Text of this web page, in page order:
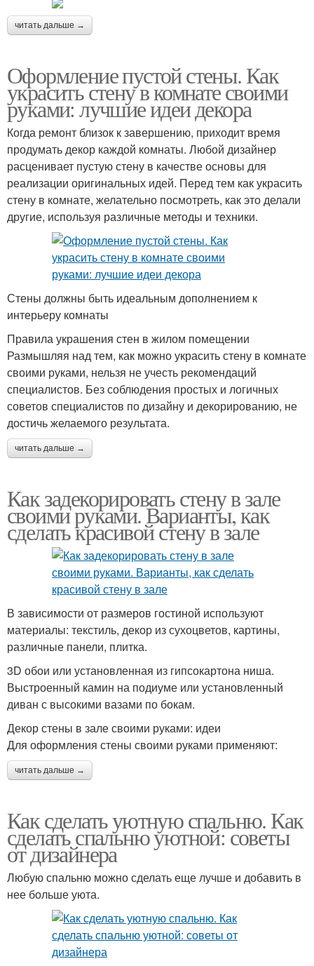
читать дальше →
Оформление пустой стены. Как
украсить стену в комнате своими
руками: лучшие идеи декора
Когда ремонт близок к завершению, приходит время
продумать декор каждой комнаты. Любой дизайнер
расценивает пустую стену в качестве основы для
реализации оригинальных идей. Перед тем как украсить
стену в комнате, желательно посмотреть, как это делали
другие, используя различные методы и техники.
Стены должны быть идеальным дополнением к
интерьеру комнаты
Правила украшения стен в жилом помещении
Размышляя над тем, как можно украсить стену в комнате
своими руками, нельзя не учесть рекомендаций
специалистов. Без соблюдения простых и логичных
советов специалистов по дизайну и декорированию, не
достичь желаемого результата.
читать дальше →
Как задекорировать стену в зале
своими руками. Варианты, как
сделать красивой стену в зале
В зависимости от размеров гостиной используют
материалы: текстиль, декор из сухоцветов, картины,
различные панели, плитка.
3D обои или установленная из гипсокартона ниша.
Выстроенный камин на подиуме или установленный
диван с высокими вазами по бокам.
Декор стены в зале своими руками: идеи
Для оформления стены своими руками применяют:
читать дальше →
Как сделать уютную спальню. Как
сделать спальню уютной: советы
от дизайнера
Любую спальню можно сделать еще лучше и добавить в
нее больше уюта.